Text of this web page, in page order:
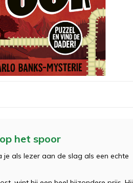
het spoor
als lezer aan de slag als een echte